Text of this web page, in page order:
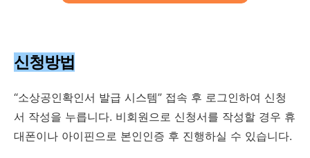
신청방법
“소상공인확인서 발급 시스템” 접속 후 로그인하여 신청
서 작성을 누릅니다. 비회원으로 신청서를 작성할 경우 휴
대폰이나 아이핀으로 본인인증 후 진행하실 수 있습니다.